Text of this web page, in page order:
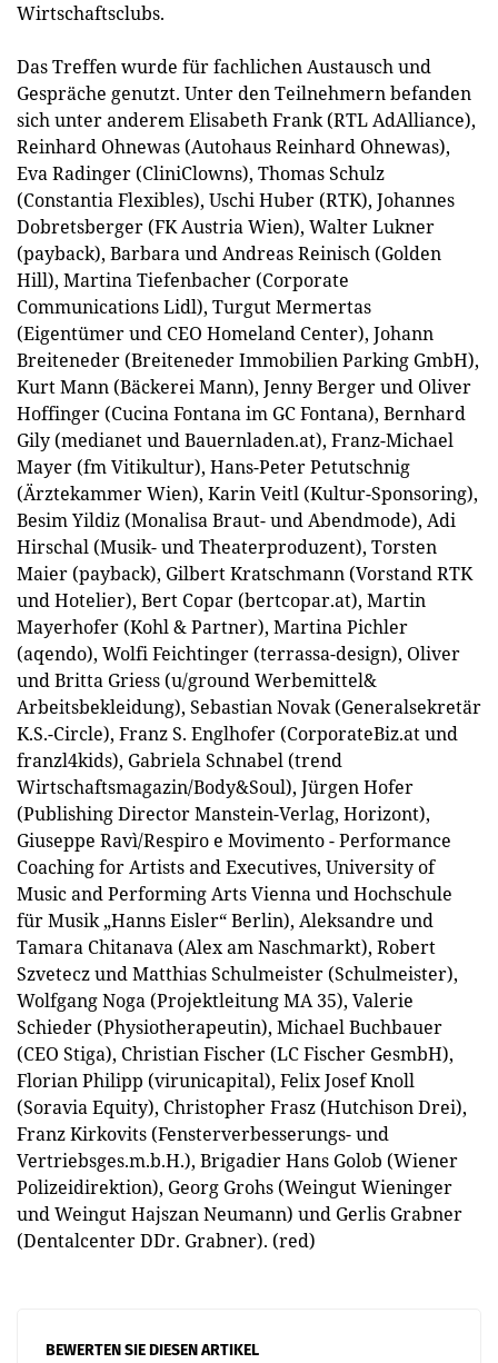
Wirtschaftsclubs.
Das Treffen wurde für fachlichen Austausch und
Gespräche genutzt. Unter den Teilnehmern befanden
sich unter anderem Elisabeth Frank (RTL AdAlliance),
Reinhard Ohnewas (Autohaus Reinhard Ohnewas),
Eva Radinger (CliniClowns), Thomas Schulz
(Constantia Flexibles), Uschi Huber (RTK), Johannes
Dobretsberger (FK Austria Wien), Walter Lukner
(payback), Barbara und Andreas Reinisch (Golden
Hill), Martina Tiefenbacher (Corporate
Communications Lidl), Turgut Mermertas
(Eigentümer und CEO Homeland Center), Johann
Breiteneder (Breiteneder Immobilien Parking GmbH),
Kurt Mann (Bäckerei Mann), Jenny Berger und Oliver
Hoffinger (Cucina Fontana im GC Fontana), Bernhard
Gily (medianet und Bauernladen.at), Franz-Michael
Mayer (fm Vitikultur), Hans-Peter Petutschnig
(Ärztekammer Wien), Karin Veitl (Kultur-Sponsoring),
Besim Yildiz (Monalisa Braut- und Abendmode), Adi
Hirschal (Musik- und Theaterproduzent), Torsten
Maier (payback), Gilbert Kratschmann (Vorstand RTK
und Hotelier), Bert Copar (bertcopar.at), Martin
Mayerhofer (Kohl & Partner), Martina Pichler
(aqendo), Wolfi Feichtinger (terrassa-design), Oliver
und Britta Griess (u/ground Werbemittel&
Arbeitsbekleidung), Sebastian Novak (Generalsekretär
K.S.-Circle), Franz S. Englhofer (CorporateBiz.at und
franzl4kids), Gabriela Schnabel (trend
Wirtschaftsmagazin/Body&Soul), Jürgen Hofer
(Publishing Director Manstein-Verlag, Horizont),
Giuseppe Ravì/Respiro e Movimento - Performance
Coaching for Artists and Executives, University of
Music and Performing Arts Vienna und Hochschule
für Musik „Hanns Eisler“ Berlin), Aleksandre und
Tamara Chitanava (Alex am Naschmarkt), Robert
Szvetecz und Matthias Schulmeister (Schulmeister),
Wolfgang Noga (Projektleitung MA 35), Valerie
Schieder (Physiotherapeutin), Michael Buchbauer
(CEO Stiga), Christian Fischer (LC Fischer GesmbH),
Florian Philipp (virunicapital), Felix Josef Knoll
(Soravia Equity), Christopher Frasz (Hutchison Drei),
Franz Kirkovits (Fensterverbesserungs- und
Vertriebsges.m.b.H.), Brigadier Hans Golob (Wiener
Polizeidirektion), Georg Grohs (Weingut Wieninger
und Weingut Hajszan Neumann) und Gerlis Grabner
(Dentalcenter DDr. Grabner). (red)
BEWERTEN SIE DIESEN ARTIKEL